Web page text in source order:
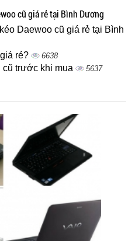
cũ giá rẻ tại Bình Dương
Daewoo cũ giá rẻ tại Bình
rẻ? 6638
cũ trước khi mua 5637